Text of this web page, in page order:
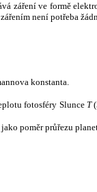
záření ve formě
není potřeba
konstanta.
fotosféry Slunce T
poměr průřezu